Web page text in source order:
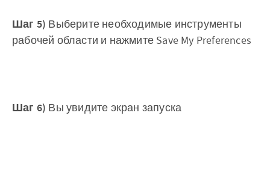
Шаг 5) Выберите необходимые инструменты
рабочей области и нажмите Save My Preferences
Шаг 6) Вы увидите экран запуска